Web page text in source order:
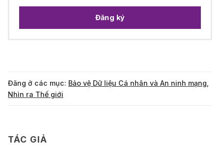
Đăng ký
Đăng ở các mục: Bảo vệ Dữ liệu Cá nhân và An ninh mạng
Nhìn ra Thế giới
TÁC GIẢ